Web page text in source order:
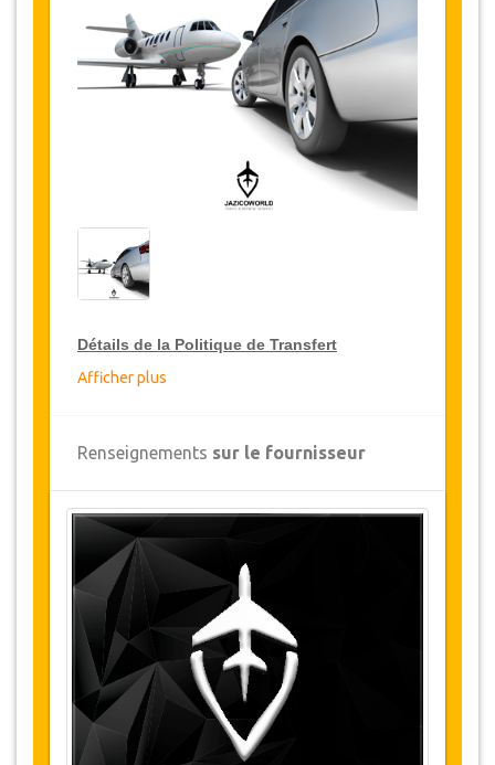
Détails de la Politique de Transfert
JazicoWorld offre pour les grands voyageurs,
15% de réduction sur les transferts
toute la Turquie et ce pendant une période de
12 mois, pour obtenir votre remise sur le
transfert, cliquez ci-dessus sur le bouton
Détails de la remise
Changements et Politique d'annulation
Les modifications de réservations peuvent
être possibles si l’avis est donné à temps.
Pour plus d'informations veuillez nous
contacter.
Pour toutes les annulations faites au
Afficher plus
Renseignements sur le fournisseur